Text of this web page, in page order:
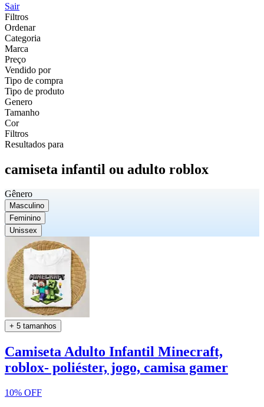
Sair
Filtros
Ordenar
Categoria
Marca
Preço
Vendido por
Tipo de compra
Tipo de produto
Genero
Tamanho
Cor
Filtros
Resultados para
camiseta infantil ou adulto roblox
Gênero
Masculino
Feminino
Unissex
+ 5 tamanhos
Camiseta Adulto Infantil Minecraft,
roblox- poliéster, jogo, camisa gamer
10% OFF